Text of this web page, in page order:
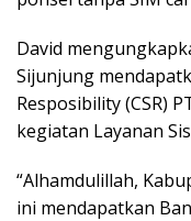
David
Sijunjung
Resposibility (CSR)
kegiatan Layanan
“Alhamdulillah,
ini mendapatkan